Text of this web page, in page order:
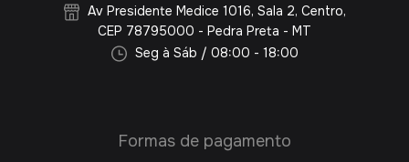
Av Presidente Medice 1016, Sala 2, Centro,
CEP 78795000 - Pedra Preta - MT
Seg à Sáb / 08:00 - 18:00
Formas de pagamento